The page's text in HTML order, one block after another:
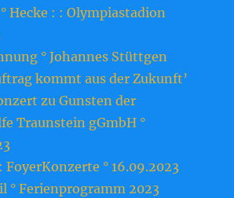
Hecke : : Olympiastadion
° Johannes Stüttgen
kommt aus der Zukunft’
zu Gunsten der
Traunstein gGmbH °
° 16.09.2023
° Ferienprogramm 2023